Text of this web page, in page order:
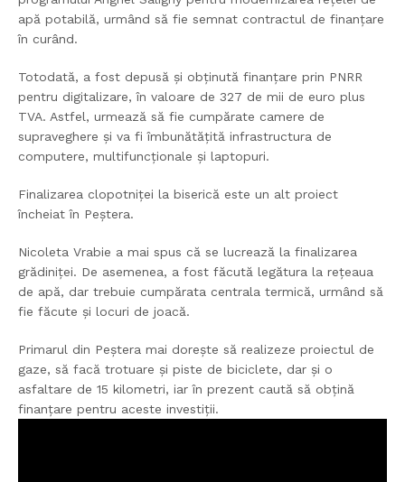
apă potabilă, urmând să fie semnat contractul de finanțare
în curând.
Totodată, a fost depusă și obținută finanțare prin PNRR
pentru digitalizare, în valoare de 327 de mii de euro plus
TVA. Astfel, urmează să fie cumpărate camere de
supraveghere și va fi îmbunătățită infrastructura de
computere, multifuncționale și laptopuri.
Finalizarea clopotniței la biserică este un alt proiect
încheiat în Peștera.
Nicoleta Vrabie a mai spus că se lucrează la finalizarea
grădiniței. De asemenea, a fost făcută legătura la rețeaua
de apă, dar trebuie cumpărata centrala termică, urmând să
fie făcute și locuri de joacă.
Primarul din Peștera mai dorește să realizeze proiectul de
gaze, să facă trotuare și piste de biciclete, dar și o
asfaltare de 15 kilometri, iar în prezent caută să obțină
finanțare pentru aceste investiții.